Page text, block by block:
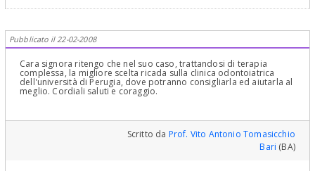
Pubblicato il 22-02-2008
Cara signora ritengo che nel suo caso, trattandosi di terapia
complessa, la migliore scelta ricada sulla clinica odontoiatrica
dell'università di Perugia, dove potranno consigliarla ed aiutarla al
meglio. Cordiali saluti e coraggio.
Scritto da Prof. Vito Antonio Tomasicchio
Bari (BA)